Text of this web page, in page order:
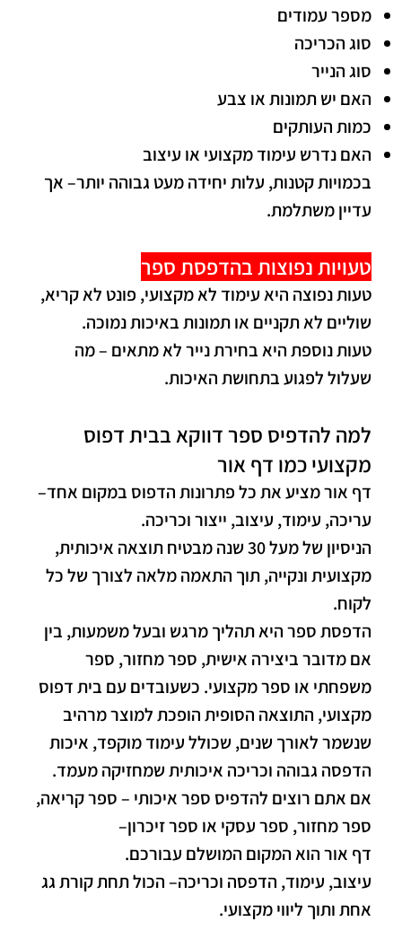
מספר עמודים
סוג הכריכה
סוג הנייר
האם יש תמונות או צבע
כמות העותקים
האם נדרש עימוד מקצועי או עיצוב
בכמויות קטנות, עלות יחידה מעט גבוהה יותר– אך
עדיין משתלמת.
טעויות נפוצות בהדפסת ספר
טעות נפוצה היא עימוד לא מקצועי, פונט לא קריא,
שוליים לא תקניים או תמונות באיכות נמוכה.
טעות נוספת היא בחירת נייר לא מתאים – מה
שעלול לפגוע בתחושת האיכות.
למה להדפיס ספר דווקא בבית דפוס
מקצועי כמו דף אור
דף אור מציע את כל פתרונות הדפוס במקום אחד–
עריכה, עימוד, עיצוב, ייצור וכריכה.
הניסיון של מעל 30 שנה מבטיח תוצאה איכותית,
מקצועית ונקייה, תוך התאמה מלאה לצורך של כל
לקוח.
הדפסת ספר היא תהליך מרגש ובעל משמעות, בין
אם מדובר ביצירה אישית, ספר מחזור, ספר
משפחתי או ספר מקצועי. כשעובדים עם בית דפוס
מקצועי, התוצאה הסופית הופכת למוצר מרהיב
שנשמר לאורך שנים, שכולל עימוד מוקפד, איכות
הדפסה גבוהה וכריכה איכותית שמחזיקה מעמד.
אם אתם רוצים להדפיס ספר איכותי – ספר קריאה,
ספר מחזור, ספר עסקי או ספר זיכרון–
דף אורהוא המקום המושלם עבורכם.
עיצוב, עימוד, הדפסה וכריכה– הכול תחת קורת גג
אחת ותוך ליווי מקצועי.